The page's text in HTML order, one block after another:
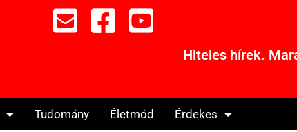
Hiteles hírek.
Tudomány Életmód Érdekes